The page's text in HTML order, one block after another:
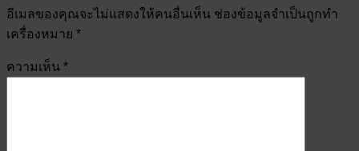
อีเมลของคุณจะไม่แสดงให้คนอื่นเห็น ช่องข้อมูลจำเป็นถูกทำ
เครื่องหมาย *
ความเห็น *